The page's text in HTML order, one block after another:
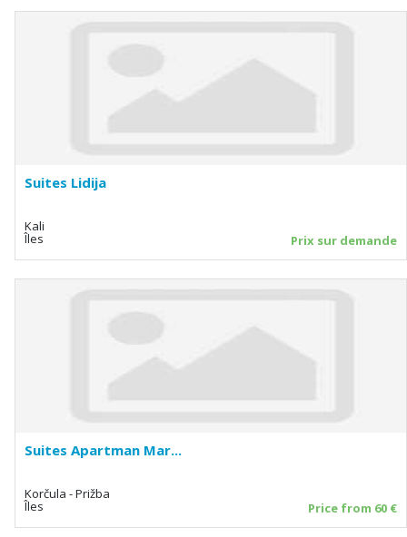
Suites Lidija
Kali
Îles Prix sur demande
Suites Apartman Mar...
Korčula - Prižba
Îles Price from 60 €